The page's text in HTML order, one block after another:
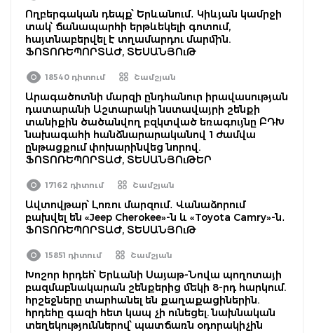
Ողբերգական դեպք՝ Երևանում․ Կիևյան կամրջի
տակ՝ ճանապարհի երթևեկելի գոտում,
հայտնաբերվել է տղամարդու մարմին.
ՖՈՏՈՌԵՊՈՐՏԱԺ, ՏԵՍԱՆՅՈւԹ
18540 դիտում Շամշյան
Արագածոտնի մարզի ընդհանուր իրավասության
դատարանի Աշտարակի նստավայրի շենքի
տանիքին ծածանվող բզկտված եռագույնը ԲԴԽ
նախագահի հանձնարարականով 1 ժամվա
ընթացքում փոխարինվեց նորով.
ՖՈՏՈՌԵՊՈՐՏԱԺ, ՏԵՍԱՆՅՈւԹԵՐ
17162 դիտում Շամշյան
Ավտովթար՝ Լոռու մարզում․ Վանաձորում
բախվել են «Jeep Cherokee»-ն և «Toyota Camry»-ն․
ՖՈՏՈՌԵՊՈՐՏԱԺ, ՏԵՍԱՆՅՈւԹ
15851 դիտում Շամշյան
Խոշոր հրդեհ՝ Երևանի Սայաթ-Նովա պողոտայի
բազմաբնակարան շենքերից մեկի 8-րդ հարկում.
հրշեջները տարհանել են քաղաքացիներին.
հրդեհը գազի հետ կապ չի ունեցել. նախնական
տեղեկություններով՝ պատճառն օդորակիչին